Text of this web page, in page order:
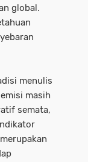
global.
menulis
masih
semata,